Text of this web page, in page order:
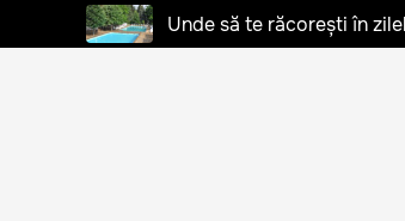
Unde să te răcorești în